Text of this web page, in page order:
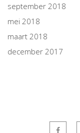
september 2018
mei 2018
maart 2018
december 2017